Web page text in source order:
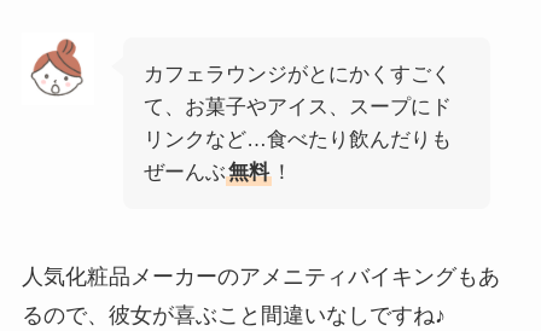
カフェラウンジがとにかくすごく
て、お菓子やアイス、スープにド
リンクなど…食べたり飲んだりも
ぜーんぶ無料！
人気化粧品メーカーのアメニティバイキングもあ
るので、彼女が喜ぶこと間違いなしですね♪